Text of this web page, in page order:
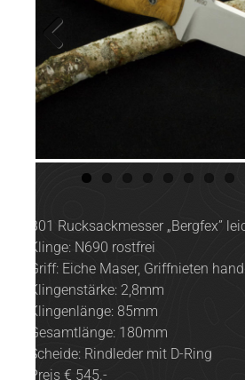
Previ
ous
B01 Rucksackmesser „Bergfex”
Klinge: N690 rostfrei
Griff: Eiche Maser, Griffnieten
Klingenstärke: 2,8mm
Klingenlänge: 85mm
Gesamtlänge: 180mm
Scheide: Rindleder mit D-Ring
Preis € 545.-